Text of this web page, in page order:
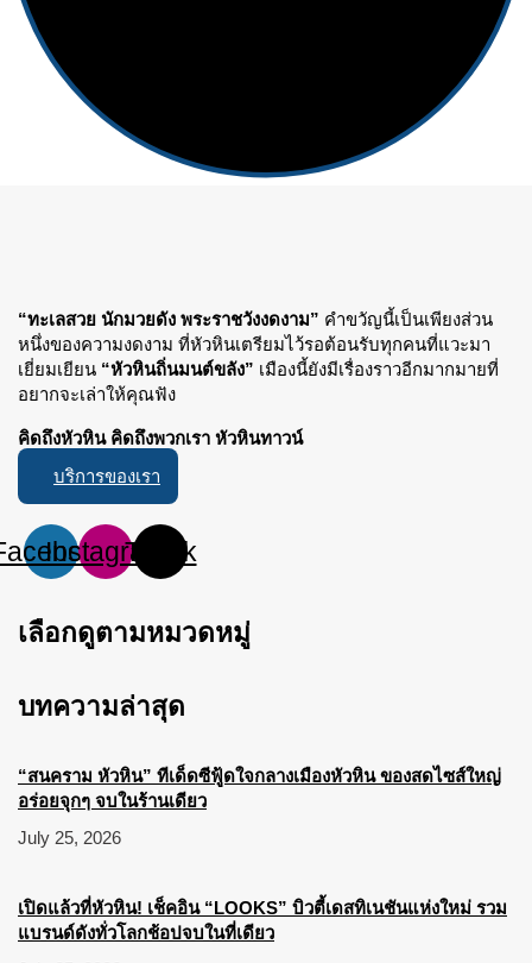
“ทะเลสวย นักมวยดัง พระราชวังงดงาม” คำขวัญนี้เป็นเพียงส่วน
หนึ่งของความงดงาม ที่หัวหินเตรียมไว้รอต้อนรับทุกคนที่แวะมา
เยี่ยมเยียน “หัวหินถิ่นมนต์ขลัง” เมืองนี้ยังมีเรื่องราวอีกมากมายที่
อยากจะเล่าให้คุณฟัง
คิดถึงหัวหิน คิดถึงพวกเรา หัวหินทาวน์
บริการของเรา
InstagramTiktok
เลือกดูตามหมวดหมู่
บทความล่าสุด
“สนคราม หัวหิน” ทีเด็ดซีฟู้ดใจกลางเมืองหัวหิน ของสดไซส์ใหญ่
อร่อยจุกๆ จบในร้านเดียว
July 25, 2026
เปิดแล้วที่หัวหิน! เช็คอิน “LOOKS” บิวตี้เดสทิเนชันแห่งใหม่ รวม
แบรนด์ดังทั่วโลกช้อปจบในที่เดียว